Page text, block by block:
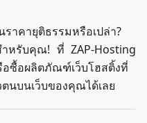
าคายุติธรรมหรือเปล่า?
หรับคุณ! ที่ ZAP-Hosting
อซื้อผลิตภัณฑ์เว็บโฮสติ้งที่
นบนเว็บของคุณได้เลย